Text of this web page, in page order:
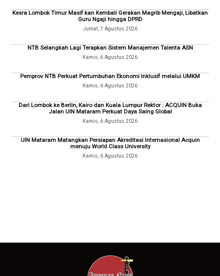
Kesra Lombok Timur Masif kan Kembali Gerakan Magrib Mengaji, Libatkan
Guru Ngaji hingga DPRD
Jumat, 7 Agustus 2026
NTB Selangkah Lagi Terapkan Sistem Manajemen Talenta ASN
Kamis, 6 Agustus 2026
Pemprov NTB Perkuat Pertumbuhan Ekonomi Inklusif melalui UMKM
Kamis, 6 Agustus 2026
Dari Lombok ke Berlin, Kairo dan Kuala Lumpur Rektor : ACQUIN Buka
Jalan UIN Mataram Perkuat Daya Saing Global
Kamis, 6 Agustus 2026
UIN Mataram Matangkan Persiapan Akreditasi Internasional Acquin
menuju World Class University
Kamis, 6 Agustus 2026